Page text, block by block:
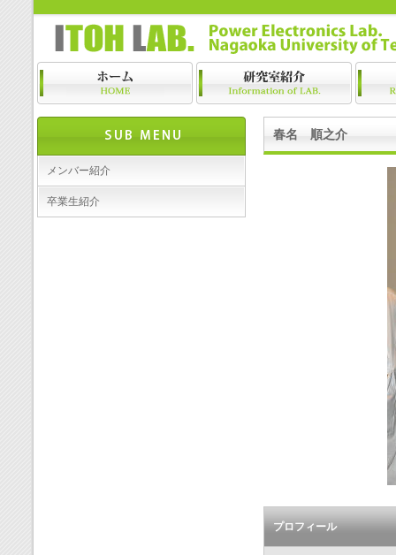
春名 順之介
プロフィール
メンバー紹介
卒業生紹介